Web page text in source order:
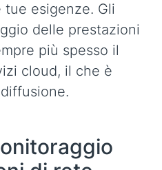
esigenze. Gli
delle prestazioni
più spesso il
cloud, il che è